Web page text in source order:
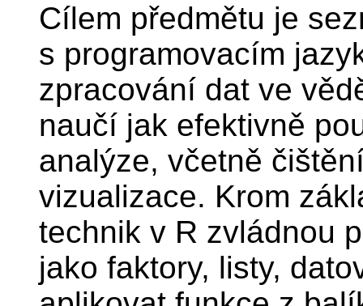
Cílem předmětu je
s programovacím
zpracování dat ve
naučí jak efektivně
analýze, včetně
vizualizace. Krom
technik v R zvládnou
jako faktory, listy,